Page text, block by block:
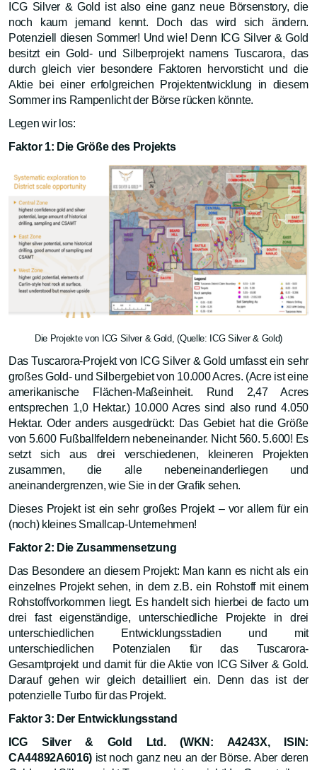
ICG Silver & Gold ist also eine ganz neue Börsenstory, die
noch kaum jemand kennt. Doch das wird sich ändern.
Potenziell diesen Sommer! Und wie! Denn ICG Silver & Gold
besitzt ein Gold- und Silberprojekt namens Tuscarora, das
durch gleich vier besondere Faktoren hervorsticht und die
Aktie bei einer erfolgreichen Projektentwicklung in diesem
Sommer ins Rampenlicht der Börse rücken könnte.
Legen wir los:
Faktor 1: Die Größe des Projekts
Die Projekte von ICG Silver & Gold, (Quelle: ICG Silver & Gold)
Das Tuscarora-Projekt von ICG Silver & Gold umfasst ein sehr
großes Gold- und Silbergebiet von 10.000 Acres. (Acre ist eine
amerikanische Flächen-Maßeinheit. Rund 2,47 Acres
entsprechen 1,0 Hektar.) 10.000 Acres sind also rund 4.050
Hektar. Oder anders ausgedrückt: Das Gebiet hat die Größe
von 5.600 Fußballfeldern nebeneinander. Nicht 560. 5.600! Es
setzt sich aus drei verschiedenen, kleineren Projekten
zusammen, die alle nebeneinanderliegen und
aneinandergrenzen, wie Sie in der Grafik sehen.
Dieses Projekt ist ein sehr großes Projekt – vor allem für ein
(noch) kleines Smallcap-Unternehmen!
Faktor 2: Die Zusammensetzung
Das Besondere an diesem Projekt: Man kann es nicht als ein
einzelnes Projekt sehen, in dem z.B. ein Rohstoff mit einem
Rohstoffvorkommen liegt. Es handelt sich hierbei de facto um
drei fast eigenständige, unterschiedliche Projekte in drei
unterschiedlichen Entwicklungsstadien und mit
unterschiedlichen Potenzialen für das Tuscarora-
Gesamtprojekt und damit für die Aktie von ICG Silver & Gold.
Darauf gehen wir gleich detailliert ein. Denn das ist der
potenzielle Turbo für das Projekt.
Faktor 3: Der Entwicklungsstand
ICG Silver & Gold Ltd. (WKN: A4243X, ISIN:
CA44892A6016) ist noch ganz neu an der Börse. Aber deren